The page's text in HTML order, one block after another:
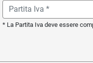
* La Partita Iva deve essere